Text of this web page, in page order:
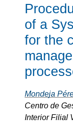
of a
for the
Mondeja
Centro de
Interior Filial